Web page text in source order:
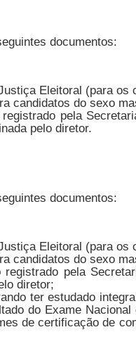
documentos:
Eleitoral (para os
candidatos do sexo
pela
pelo diretor.
documentos:
Eleitoral (para os
candidatos do sexo
pela
diretor;
ter estudado
do Exame
de certificação de